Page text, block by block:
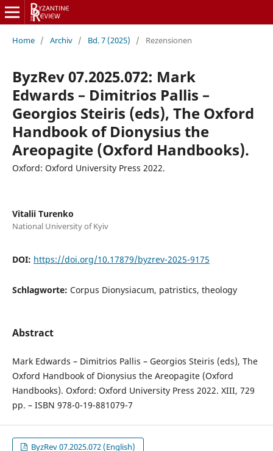
Home / Archiv / Bd. 7 (2025) / Rezensionen
ByzRev 07.2025.072: Mark
Edwards – Dimitrios Pallis –
Georgios Steiris (eds), The Oxford
Handbook of Dionysius the
Areopagite (Oxford Handbooks).
Oxford: Oxford University Press 2022.
Vitalii Turenko
National University of Kyiv
DOI: https://doi.org/10.17879/byzrev-2025-9175
Schlagworte: Corpus Dionysiacum, patristics, theology
Abstract
Mark Edwards – Dimitrios Pallis – Georgios Steiris (eds), The
Oxford Handbook of Dionysius the Areopagite (Oxford
Handbooks). Oxford: Oxford University Press 2022. XIII, 729
pp. – ISBN 978-0-19-881079-7
ByzRev 07.2025.072 (English)